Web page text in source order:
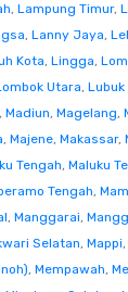
, Lampung Timur,
, Lanny Jaya,
Kota, Lingga,
Utara,
, Madiun, Magelang,
, Majene, Makassar,
Tengah, Maluku
Tengah,
, Manggarai,
Selatan, Mappi,
, Mempawah,